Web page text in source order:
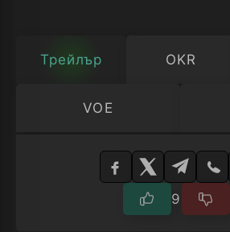
Трейлър OKR
VOE
Изберете
9